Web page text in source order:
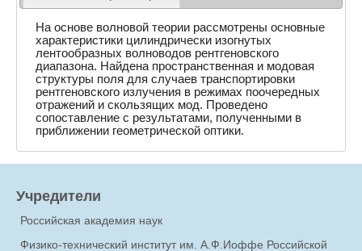
На основе волновой теории рассмотрены основные
характеристики цилиндрически изогнутых
лентообразных волноводов рентгеновского
диапазона. Найдена пространственная и модовая
структуры поля для случаев транспортировки
рентгеновского излучения в режимах поочередных
отражений и скользящих мод. Проведено
сопоставление с результатами, полученными в
приближении геометрической оптики.
Учредители
Российская академия наук
Физико-технический институт им. А.Ф.Иоффе Российской